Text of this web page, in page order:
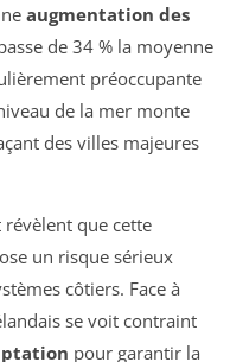
augmentation des
de 34 % la moyenne
préoccupante
de la mer monte
des villes majeures
révèlent que cette
un risque sérieux
côtiers. Face à
se voit contraint
pour garantir la